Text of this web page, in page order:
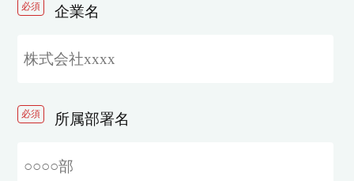
必須 企業名
必須 所属部署名